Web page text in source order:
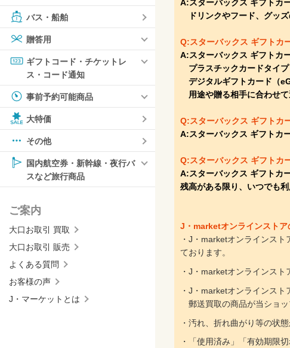
バス・船舶
贈答用
ギフトコード・チケットレ
ス・コード通知
事前予約可能商品
大特価
その他
国内航空券・新幹線・夜行バ
スなど旅行商品
ご案内
大口お取引 買取
大口お取引 販売
よくある質問
お客様の声
J・マーケットとは
A:スターバックス ギフトカ
ドリンクやフード、グッズ
Q:スターバックス ギフトカ
A:スターバックス ギフトカ
プラスチックカードタイプ
デジタルギフトカード（
用途や贈る相手に合わせて
Q:スターバックス ギフトカ
A:スターバックス ギフトカ
Q:スターバックス ギフトカ
A:スターバックス ギフトカ
残高がある限り、いつでも利
J・marketオンラインストア
・J・marketオンラインス
ております。
・J・marketオンラインス
・J・marketオンラインス
郵送買取の商品が当ショッ
・汚れ、折れ曲がり等の状
・「使用済み」「有効期限